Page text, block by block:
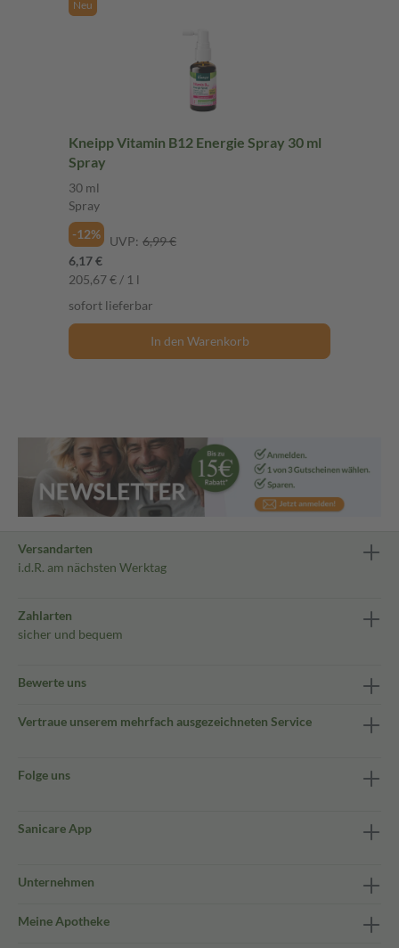
Neu
Kneipp Vitamin B12 Energie Spray 30 ml
Spray
30 ml
Spray
-12%
UVP: 6,99 €
6,17 €
205,67 € / 1 l
sofort lieferbar
In den Warenkorb
Versandarten
i.d.R. am nächsten Werktag
Zahlarten
sicher und bequem
Bewerte uns
Vertraue unserem mehrfach ausgezeichneten Service
Folge uns
Sanicare App
Unternehmen
Meine Apotheke